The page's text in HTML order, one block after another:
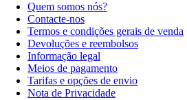
Quem somos nós?
Contacte-nos
Termos e condições gerais de venda
Devoluções e reembolsos
Informação legal
Meios de pagamento
Tarifas e opções de envio
Nota de Privacidade